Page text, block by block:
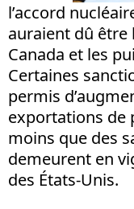
l’accord
auraient dû être
Canada et les
Certaines
permis
exportations de
moins que des
demeurent en
des États-Unis.